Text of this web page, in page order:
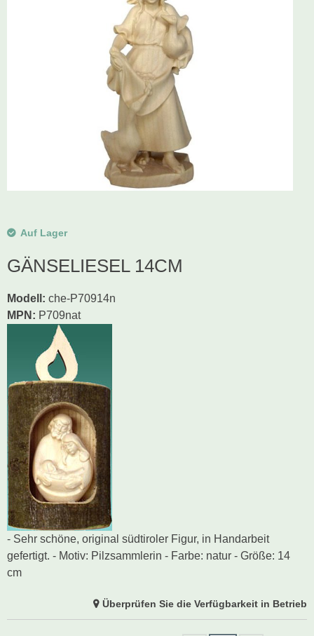
Auf Lager
GÄNSELIESEL 14CM
Modell : che-P70914n
MPN: P709nat
- Sehr schöne, original südtiroler Figur, in Handarbeit
gefertigt. - Motiv: Pilzsammlerin - Farbe: natur - Größe: 14
cm
Überprüfen Sie die Verfügbarkeit in Betrieb